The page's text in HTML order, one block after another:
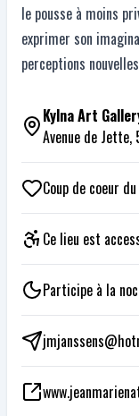
le pousse à moins
exprimer son
perceptions
Kylna Art
Avenue de Jette,
Coup de coeur
Ce lieu est
Participe à la